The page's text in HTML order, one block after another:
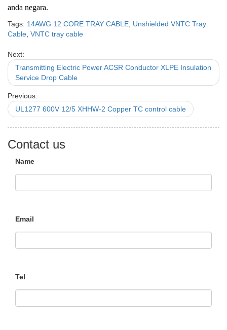
anda negara.
Tags: 14AWG 12 CORE TRAY CABLE Unshielded VNTC Tray
Cable VNTC tray cable
Next:
Transmitting Electric Power ACSR Conductor XLPE Insulation
Service Drop Cable
Previous:
UL1277 600V 12/5 XHHW-2 Copper TC control cable
Contact us
Name
Email
Tel